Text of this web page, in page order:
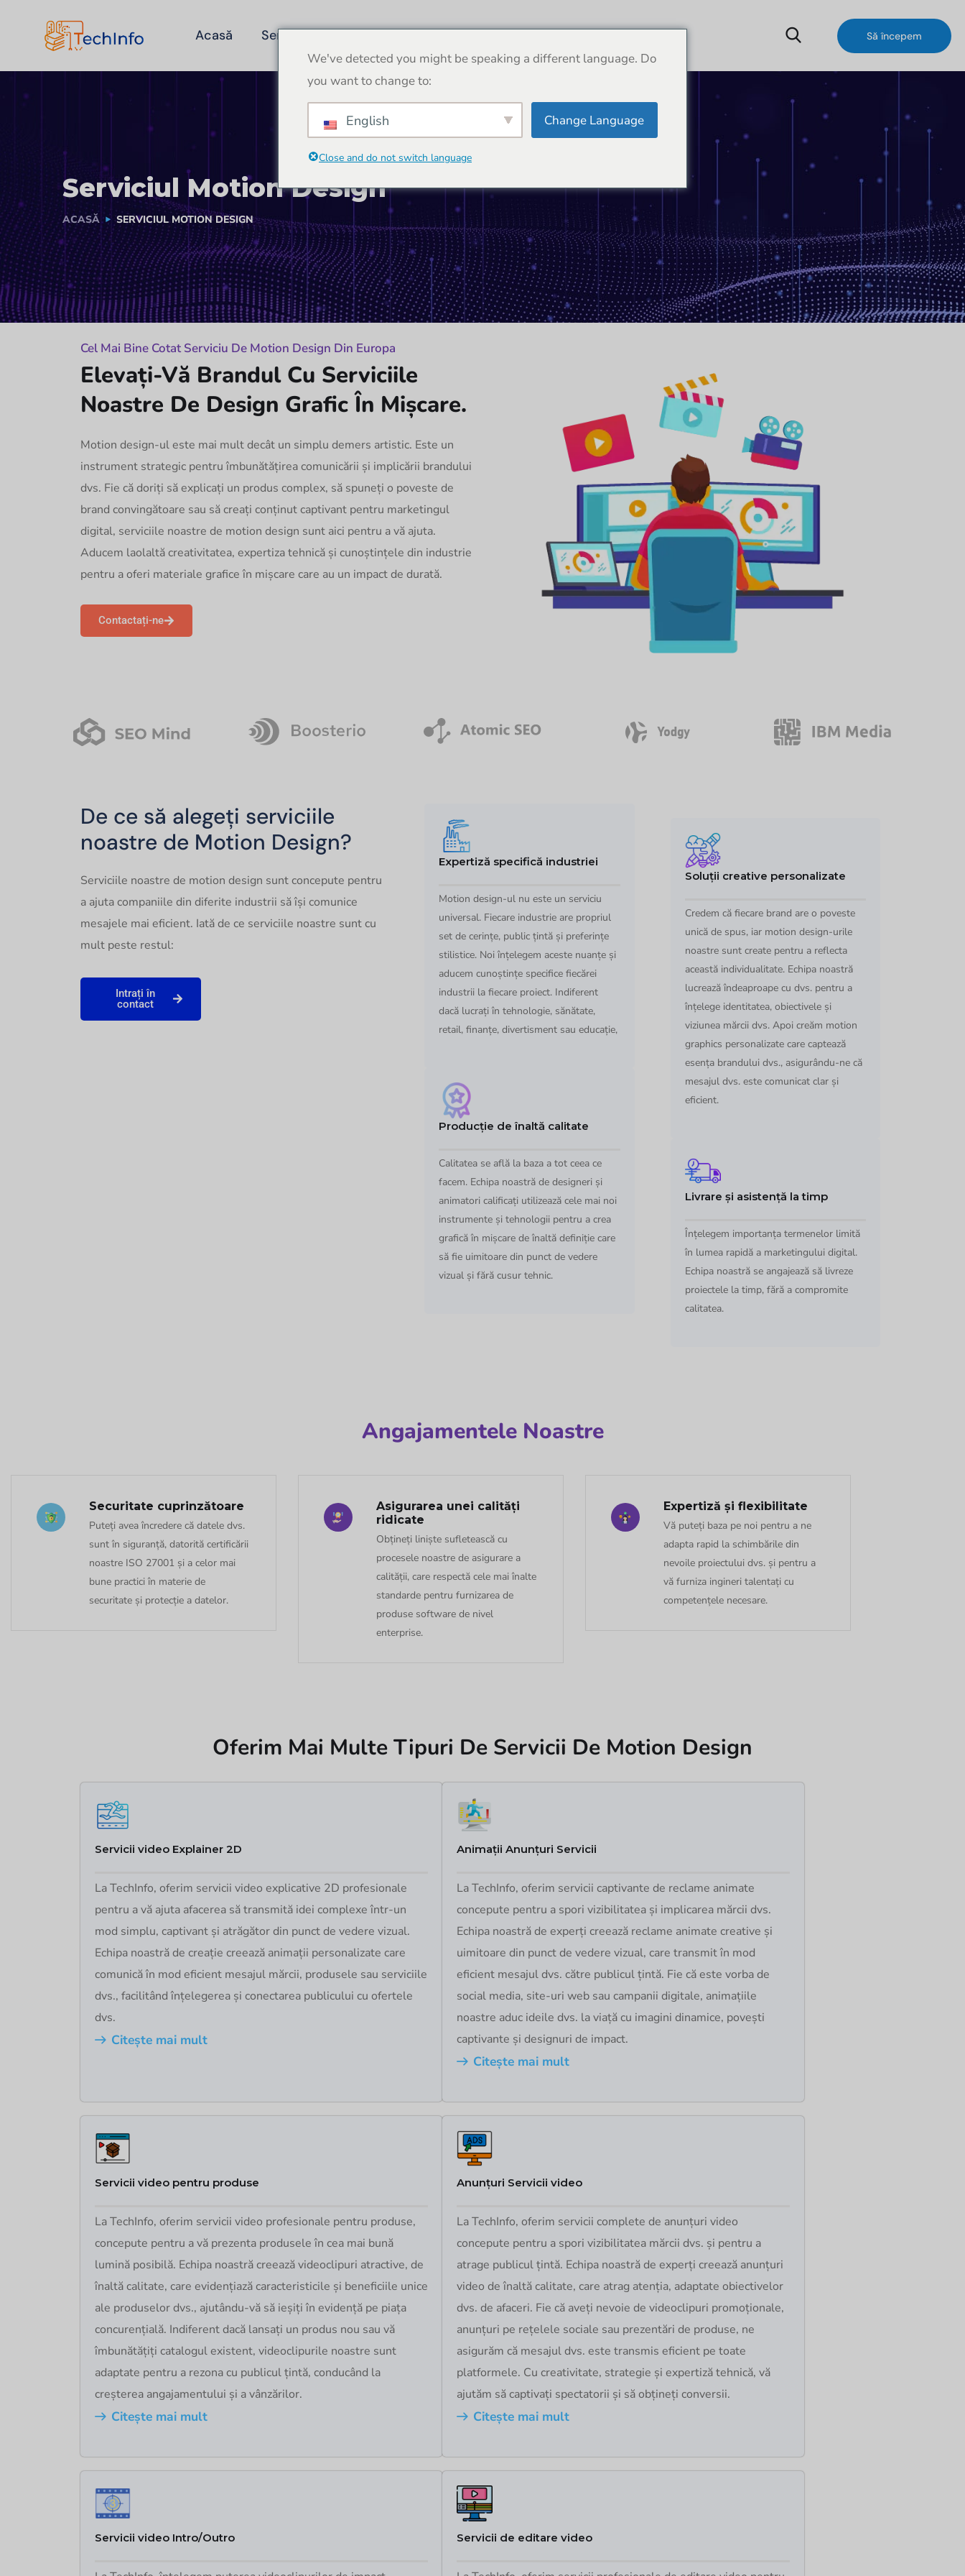
Acasă Servicii Despre noi Proiecte Contactați-ne Să începem
Serviciul Motion Design
ACASĂ SERVICIUL MOTION DESIGN
Cel Mai Bine Cotat Serviciu De Motion Design Din Europa
Elevați-Vă Brandul Cu Serviciile
Noastre De Design Grafic În Mișcare.
Motion design-ul este mai mult decât un simplu demers artistic. Este un
instrument strategic pentru îmbunătățirea comunicării și implicării brandului
dvs. Fie că doriți să explicați un produs complex, să spuneți o poveste de
brand convingătoare sau să creați conținut captivant pentru marketingul
digital, serviciile noastre de motion design sunt aici pentru a vă ajuta.
Aducem laolaltă creativitatea, expertiza tehnică și cunoștințele din industrie
pentru a oferi materiale grafice în mișcare care au un impact de durată.
Contactați-ne
De ce să alegeți serviciile
noastre de Motion Design?
Serviciile noastre de motion design sunt concepute pentru
a ajuta companiile din diferite industrii să își comunice
mesajele mai eficient. Iată de ce serviciile noastre sunt cu
mult peste restul:
Intrați în
contact
Expertiză specifică industriei
Motion design-ul nu este un serviciu
universal. Fiecare industrie are propriul
set de cerințe, public țintă și preferințe
stilistice. Noi înțelegem aceste nuanțe și
aducem cunoștințe specifice fiecărei
industrii la fiecare proiect. Indiferent
dacă lucrați în tehnologie, sănătate,
retail, finanțe, divertisment sau educație,
Producție de înaltă calitate
Calitatea se află la baza a tot ceea ce
facem. Echipa noastră de designeri și
animatori calificați utilizează cele mai noi
instrumente și tehnologii pentru a crea
grafică în mișcare de înaltă definiție care
să fie uimitoare din punct de vedere
vizual și fără cusur tehnic.
Soluții creative personalizate
Credem că fiecare brand are o poveste
unică de spus, iar motion design-urile
noastre sunt create pentru a reflecta
această individualitate. Echipa noastră
lucrează îndeaproape cu dvs. pentru a
înțelege identitatea, obiectivele și
viziunea mărcii dvs. Apoi creăm motion
graphics personalizate care captează
esența brandului dvs., asigurându-ne că
mesajul dvs. este comunicat clar și
eficient.
Livrare și asistență la timp
Înțelegem importanța termenelor limită
în lumea rapidă a marketingului digital.
Echipa noastră se angajează să livreze
proiectele la timp, fără a compromite
calitatea.
Angajamentele Noastre
Securitate cuprinzătoare
Puteți avea încredere că datele dvs.
sunt în siguranță, datorită certificării
noastre ISO 27001 și a celor mai
bune practici în materie de
securitate și protecție a datelor.
Asigurarea unei calități
ridicate
Obțineți liniște sufletească cu
procesele noastre de asigurare a
calității, care respectă cele mai înalte
standarde pentru furnizarea de
produse software de nivel
enterprise.
Expertiză și flexibilitate
Vă puteți baza pe noi pentru a ne
adapta rapid la schimbările din
nevoile proiectului dvs. și pentru a
vă furniza ingineri talentați cu
competențele necesare.
Oferim Mai Multe Tipuri De Servicii De Motion Design
Servicii video Explainer 2D
La TechInfo, oferim servicii video explicative 2D profesionale
pentru a vă ajuta afacerea să transmită idei complexe într-un
mod simplu, captivant și atrăgător din punct de vedere vizual.
Echipa noastră de creație creează animații personalizate care
comunică în mod eficient mesajul mărcii, produsele sau serviciile
dvs., facilitând înțelegerea și conectarea publicului cu ofertele
dvs.
Citește mai mult
Animații Anunțuri Servicii
La TechInfo, oferim servicii captivante de reclame animate
concepute pentru a spori vizibilitatea și implicarea mărcii dvs.
Echipa noastră de experți creează reclame animate creative și
uimitoare din punct de vedere vizual, care transmit în mod
eficient mesajul dvs. către publicul țintă. Fie că este vorba de
social media, site-uri web sau campanii digitale, animațiile
noastre aduc ideile dvs. la viață cu imagini dinamice, povești
captivante și designuri de impact.
Citește mai mult
Servicii video pentru produse
La TechInfo, oferim servicii video profesionale pentru produse,
concepute pentru a vă prezenta produsele în cea mai bună
lumină posibilă. Echipa noastră creează videoclipuri atractive, de
înaltă calitate, care evidențiază caracteristicile și beneficiile unice
ale produselor dvs., ajutându-vă să ieșiți în evidență pe piața
concurențială. Indiferent dacă lansați un produs nou sau vă
îmbunătățiți catalogul existent, videoclipurile noastre sunt
adaptate pentru a rezona cu publicul țintă, conducând la
creșterea angajamentului și a vânzărilor.
Citește mai mult
Anunțuri Servicii video
La TechInfo, oferim servicii complete de anunțuri video
concepute pentru a spori vizibilitatea mărcii dvs. și pentru a
atrage publicul țintă. Echipa noastră de experți creează anunțuri
video de înaltă calitate, care atrag atenția, adaptate obiectivelor
dvs. de afaceri. Fie că aveți nevoie de videoclipuri promoționale,
anunțuri pe rețelele sociale sau prezentări de produse, ne
asigurăm că mesajul dvs. este transmis eficient pe toate
platformele. Cu creativitate, strategie și expertiză tehnică, vă
ajutăm să captivați spectatorii și să obțineți conversii.
Citește mai mult
Servicii video Intro/Outro Servicii de editare video
We've detected you might be speaking a different language. Do
you want to change to:
English Change Language
Close and do not switch language